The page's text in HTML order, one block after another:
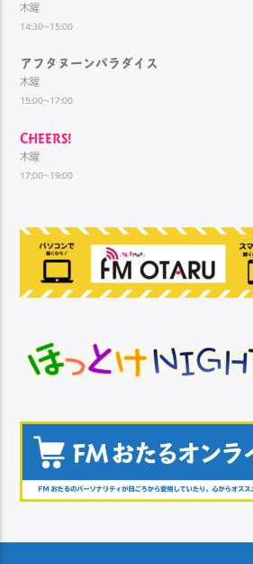
木曜
14:30~15:00
アフタヌーンパラダイス
木曜
15:00~17:00
CHEERS!
木曜
17:00~19:00